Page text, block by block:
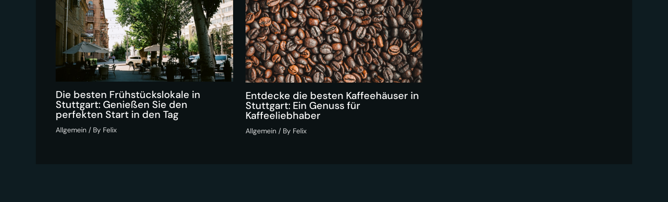
Die besten Frühstückslokale in
Stuttgart: Genießen Sie den
perfekten Start in den Tag
Allgemein / By Felix
Entdecke die besten Kaffeehäuser in
Stuttgart: Ein Genuss für
Kaffeeliebhaber
Allgemein/ By Felix